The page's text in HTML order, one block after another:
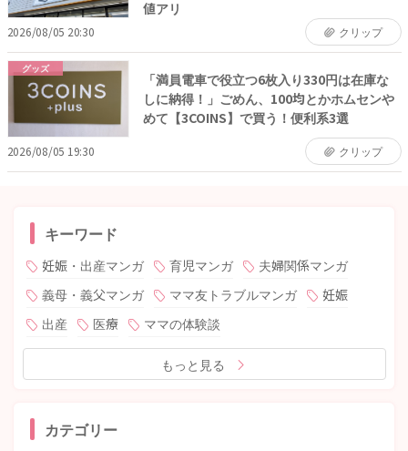
値アリ
2026/08/05 20:30 クリップ
グッズ
「満員電車で役立つ6枚入り330円は在庫な
しに納得！」ごめん、100均とかホムセンや
めて【3COINS】で買う！便利系3選
2026/08/05 19:30 クリップ
キーワード
妊娠・出産マンガ 育児マンガ
夫婦関係マンガ
義母・義父マンガ
ママ友トラブルマンガ
妊娠
出産
医療 ママの体験談
もっと見る
カテゴリー